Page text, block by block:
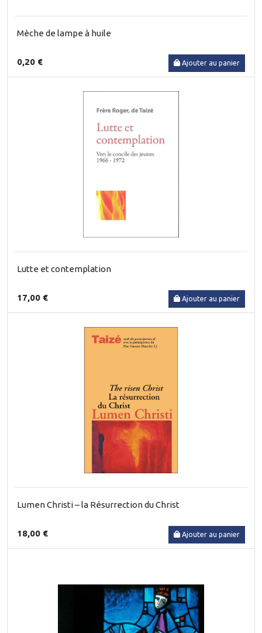
Mèche de lampe à huile
0,20 € Ajouter au panier
Lutte et contemplation
17,00 € Ajouter au panier
Lumen Christi – la Résurrection du Christ
18,00 € Ajouter au panier